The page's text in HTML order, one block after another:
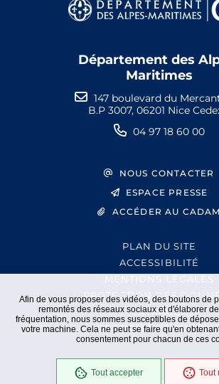
Afin de vous proposer des vidéos, des boutons de
remontés des réseaux sociaux et d'élaborer
fréquentation, nous sommes susceptibles de
votre machine. Cela ne peut se faire qu'en
consentement pour chacun de ces
Tout accepter Tout
Département des
Maritimes
147 boulevard du
B.P 3007, 06201 Nice
04 97 18 60 00
NOUS CONTACTER
ESPACE PRESSE
ACCÉDER AU CADAM
PLAN DU SITE
ACCESSIBILITÉ
MENTIONS LÉGALES
PROTECTION DES
EXTRANET
GESTION DES